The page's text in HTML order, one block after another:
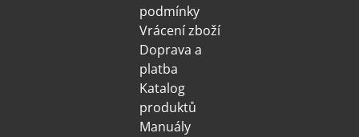
podmínky
Vrácení zboží
Doprava a
platba
Katalog
produktů
Manuály